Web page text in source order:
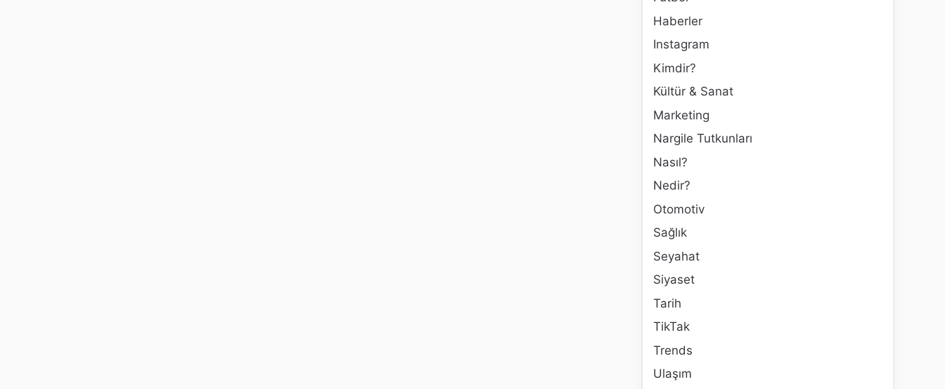
Haberler
Instagram
Kimdir?
Kültür & Sanat
Marketing
Nargile Tutkunları
Nasıl?
Nedir?
Otomotiv
Sağlık
Seyahat
Siyaset
Tarih
TikTak
Trends
Ulaşım